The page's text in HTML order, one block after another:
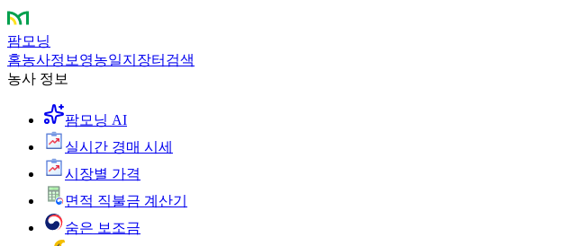
팜모닝
홈농사정보 영농일지 장터 검색
농사 정보
팜모닝 AI
실시간 경매 시세
시장별 가격
면적 직불금 계산기
숨은 보조금